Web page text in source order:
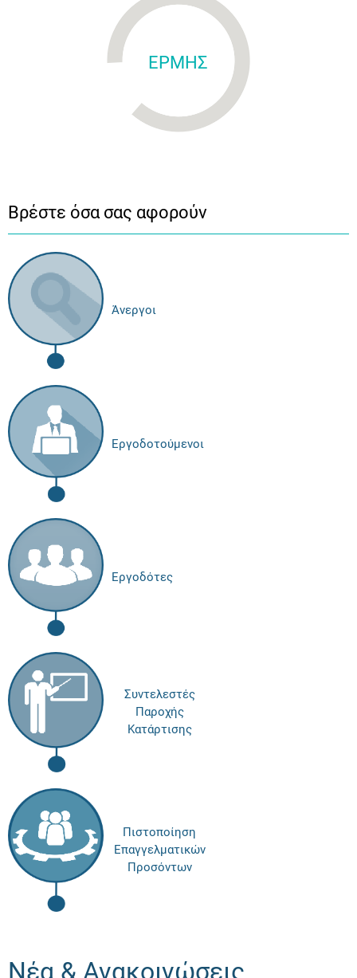
ΕΡΜΗΣ
Βρέστε όσα σας αφορούν
Άνεργοι
Εργοδοτούμενοι
Εργοδότες
Συντελεστές
Παροχής
Κατάρτισης
Πιστοποίηση
Επαγγελματικών
Προσόντων
Νέα & Ανακοινώσεις